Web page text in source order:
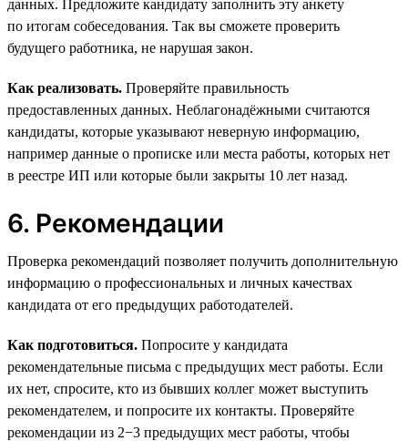
данных. Предложите кандидату заполнить эту анкету
по итогам собеседования. Так вы сможете проверить
будущего работника, не нарушая закон.
Как реализовать. Проверяйте правильность
предоставленных данных. Неблагонадёжными считаются
кандидаты, которые указывают неверную информацию,
например данные о прописке или места работы, которых нет
в реестре ИП или которые были закрыты 10 лет назад.
6. Рекомендации
Проверка рекомендаций позволяет получить дополнительную
информацию о профессиональных и личных качествах
кандидата от его предыдущих работодателей.
Как подготовиться. Попросите у кандидата
рекомендательные письма с предыдущих мест работы. Если
их нет, спросите, кто из бывших коллег может выступить
рекомендателем, и попросите их контакты. Проверяйте
рекомендации из 2−3 предыдущих мест работы, чтобы